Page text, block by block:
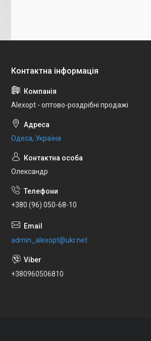
Alexopt - оптово-роздрібні продажі
Одеса, Україна
Олександр
+380 (96) 050-68-10
admin_alexopt@ukr.net
+380960506810